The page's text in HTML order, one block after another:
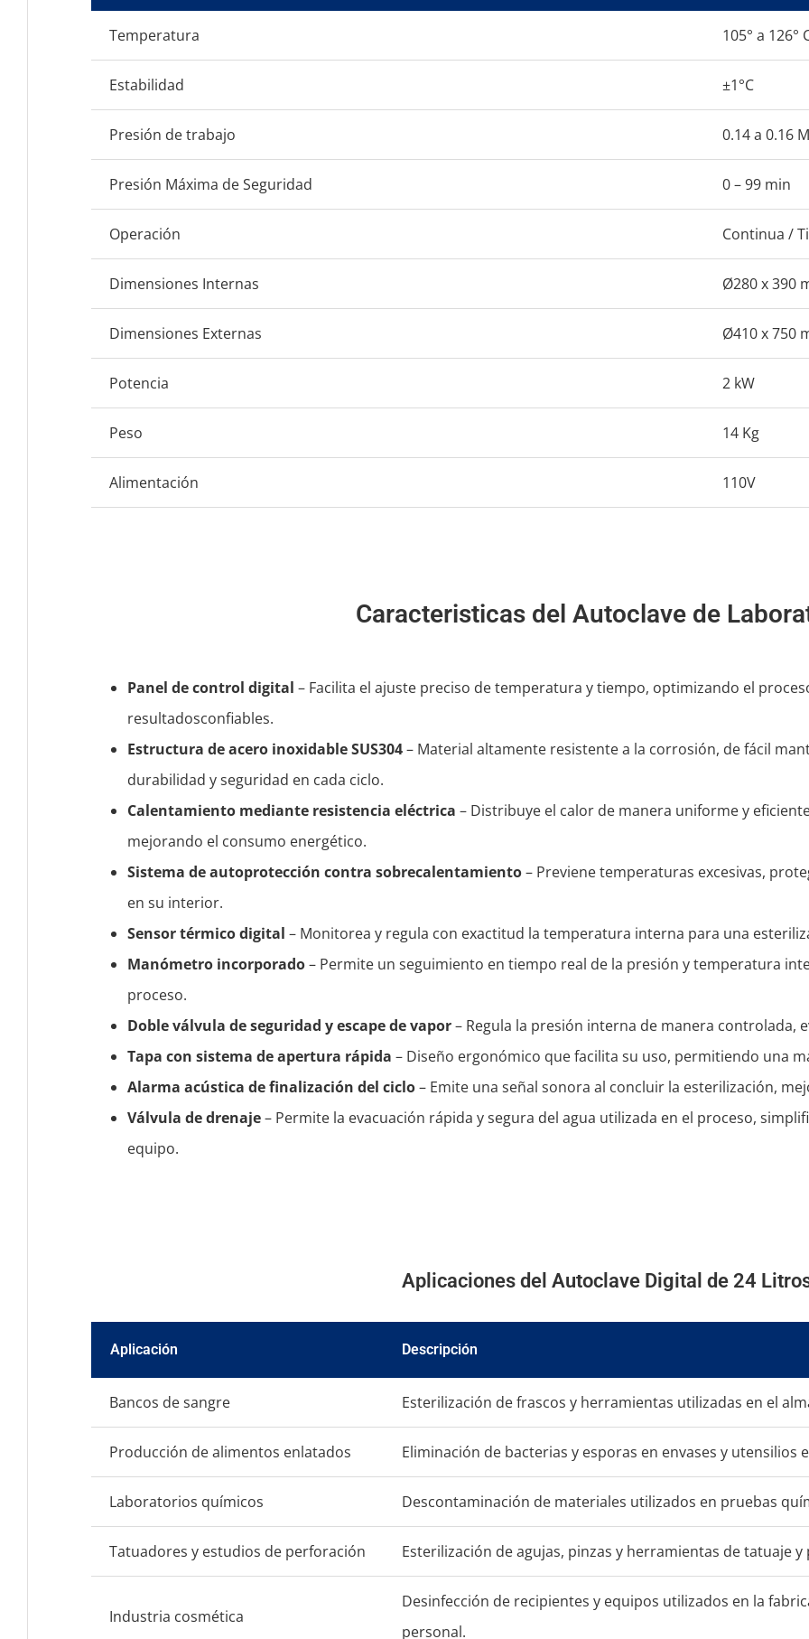
Temperatura 105° a 126°
Estabilidad ±1°C
Presión de trabajo 0.14 a 0.16
Presión Máxima de Seguridad 0 – 99 min
Operación Continua /
Dimensiones Internas Ø280 x 390
Dimensiones Externas Ø410 x 750
Potencia 2 kW
Peso 14 Kg
Alimentación 110V
Caracteristicas del Autoclave de
Panel de control digital – Facilita el ajuste preciso de temperatura y tiempo, optimizando el
resultadosconfiables.
Estructura de acero inoxidable SUS304– Material altamente resistente a la corrosión, de fácil
durabilidad y seguridad en cada ciclo.
Calentamiento mediante resistencia eléctrica – Distribuye el calor de manera uniforme y
mejorando el consumo energético.
Sistema de autoprotección contra sobrecalentamiento– Previene temperaturas excesivas,
en su interior.
Sensor térmico digital – Monitorea y regula con exactitud la temperatura interna para una
Manómetro incorporado– Permite un seguimiento en tiempo real de la presión y temperatura
proceso.
Doble válvula de seguridad y escape de vapor– Regula la presión interna de manera controlada,
Tapa con sistema de apertura rápida – Diseño ergonómico que facilita su uso, permitiendo una
Alarma acústica de finalización del ciclo– Emite una señal sonora al concluir la esterilización,
Válvula de drenaje– Permite la evacuación rápida y segura del agua utilizada en el proceso,
equipo.
Aplicaciones del Autoclave Digital de 24
Aplicación Descripción
Bancos de sangre Esterilización de frascos y herramientas utilizadas en el
Producción de alimentos enlatados Eliminación de bacterias y esporas en envases y
Laboratorios químicos Descontaminación de materiales utilizados en pruebas
Tatuadores y estudios de perforación Esterilización de agujas, pinzas y herramientas de tatuaje
Industria cosmética
Desinfección de recipientes y equipos utilizados en la
personal.